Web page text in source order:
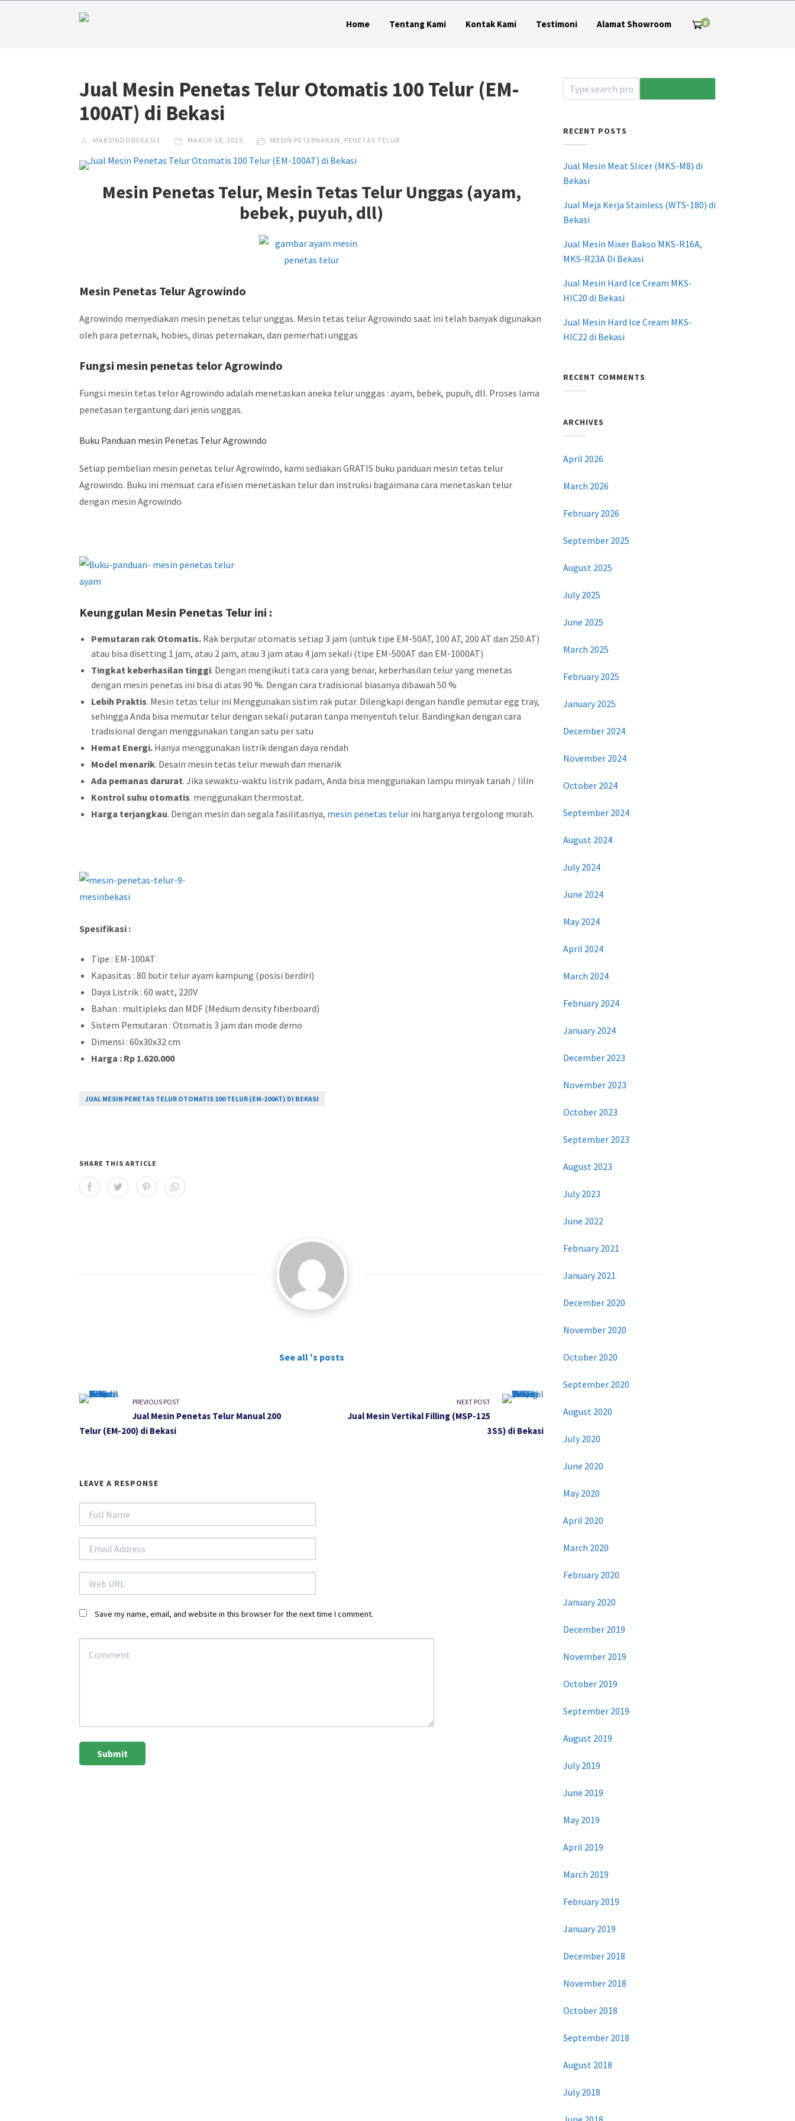
Home Tentang Kami Kontak Kami Testimoni Alamat Showroom 0
Jual Mesin Penetas Telur Otomatis 100 Telur (EM-
100AT) di Bekasi
MAKSINDOBEKASI1 MARCH 18, 2025 MESIN PETERNAKAN, PENETAS TELUR
Mesin Penetas Telur, Mesin Tetas Telur Unggas (ayam,
bebek, puyuh, dll)
Mesin Penetas Telur Agrowindo
Agrowindo menyediakan mesin penetas telur unggas. Mesin tetas telur Agrowindo saat ini telah banyak digunakan
oleh para peternak, hobies, dinas peternakan, dan pemerhati unggas
Fungsi mesin penetas telor Agrowindo
Fungsi mesin tetas telor Agrowindo adalah menetaskan aneka telur unggas : ayam, bebek, pupuh, dll. Proses lama
penetasan tergantung dari jenis unggas.
Buku Panduan mesin Penetas Telur Agrowindo
Setiap pembelian mesin penetas telur Agrowindo, kami sediakan GRATIS buku panduan mesin tetas telur
Agrowindo. Buku ini memuat cara efisien menetaskan telur dan instruksi bagaimana cara menetaskan telur
dengan mesin Agrowindo
Keunggulan Mesin Penetas Telur ini :
Pemutaran rak Otomatis. Rak berputar otomatis setiap 3 jam (untuk tipe EM-50AT, 100 AT, 200 AT dan 250 AT)
atau bisa disetting 1 jam, atau 2 jam, atau 3 jam atau 4 jam sekali (tipe EM-500AT dan EM-1000AT)
Tingkat keberhasilan tinggi. Dengan mengikuti tata cara yang benar, keberhasilan telur yang menetas
dengan mesin penetas ini bisa di atas 90 %. Dengan cara tradisional biasanya dibawah 50 %
Lebih Praktis. Mesin tetas telur ini Menggunakan sistim rak putar. Dilengkapi dengan handle pemutar egg tray,
sehingga Anda bisa memutar telur dengan sekali putaran tanpa menyentuh telur. Bandingkan dengan cara
tradisional dengan menggunakan tangan satu per satu
Hemat Energi. Hanya menggunakan listrik dengan daya rendah
Model menarik. Desain mesin tetas telur mewah dan menarik
Ada pemanas darurat. Jika sewaktu-waktu listrik padam, Anda bisa menggunakan lampu minyak tanah / lilin
Kontrol suhu otomatis. menggunakan thermostat.
Harga terjangkau. Dengan mesin dan segala fasilitasnya, mesin penetas telur ini harganya tergolong murah.
Spesifikasi :
Tipe : EM-100AT
Kapasitas : 80 butir telur ayam kampung (posisi berdiri)
Daya Listrik : 60 watt, 220V
Bahan : multipleks dan MDF (Medium density fiberboard)
Sistem Pemutaran : Otomatis 3 jam dan mode demo
Dimensi : 60x30x32 cm
Harga : Rp 1.620.000
JUAL MESIN PENETAS TELUR OTOMATIS 100 TELUR (EM-100AT) DI BEKASI
SHARE THIS ARTICLE
See all 's posts
PREVIOUS POST
Jual Mesin Penetas Telur Manual 200
Telur (EM-200) di Bekasi
NEXT POST
Jual Mesin Vertikal Filling (MSP-125
3SS) di Bekasi
LEAVE A RESPONSE
Save my name, email, and website in this browser for the next time I comment.
RECENT POSTS
Jual Mesin Meat Slicer (MKS-M8) di
Bekasi
Jual Meja Kerja Stainless (WTS-180) di
Bekasi
Jual Mesin Mixer Bakso MKS-R16A,
MKS-R23A Di Bekasi
Jual Mesin Hard Ice Cream MKS-
HIC20 di Bekasi
Jual Mesin Hard Ice Cream MKS-
HIC22 di Bekasi
RECENT COMMENTS
ARCHIVES
April 2026
March 2026
February 2026
September 2025
August 2025
July 2025
June 2025
March 2025
February 2025
January 2025
December 2024
November 2024
October 2024
September 2024
August 2024
July 2024
June 2024
May 2024
April 2024
March 2024
February 2024
January 2024
December 2023
November 2023
October 2023
September 2023
August 2023
July 2023
June 2022
February 2021
January 2021
December 2020
November 2020
October 2020
September 2020
August 2020
July 2020
June 2020
May 2020
April 2020
March 2020
February 2020
January 2020
December 2019
November 2019
October 2019
September 2019
August 2019
July 2019
June 2019
May 2019
April 2019
March 2019
February 2019
January 2019
December 2018
November 2018
October 2018
September 2018
August 2018
July 2018